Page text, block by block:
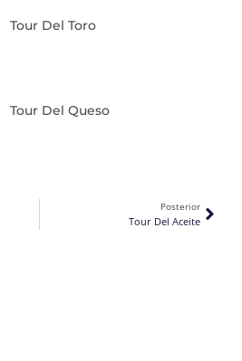
Tour Del Toro
Tour Del Queso
Posterior
Tour Del Aceite